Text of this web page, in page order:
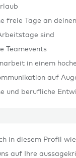
freie Tage an
sind
Teamevents
in einem
auf
und berufliche
in diesem Profil
auf Ihre